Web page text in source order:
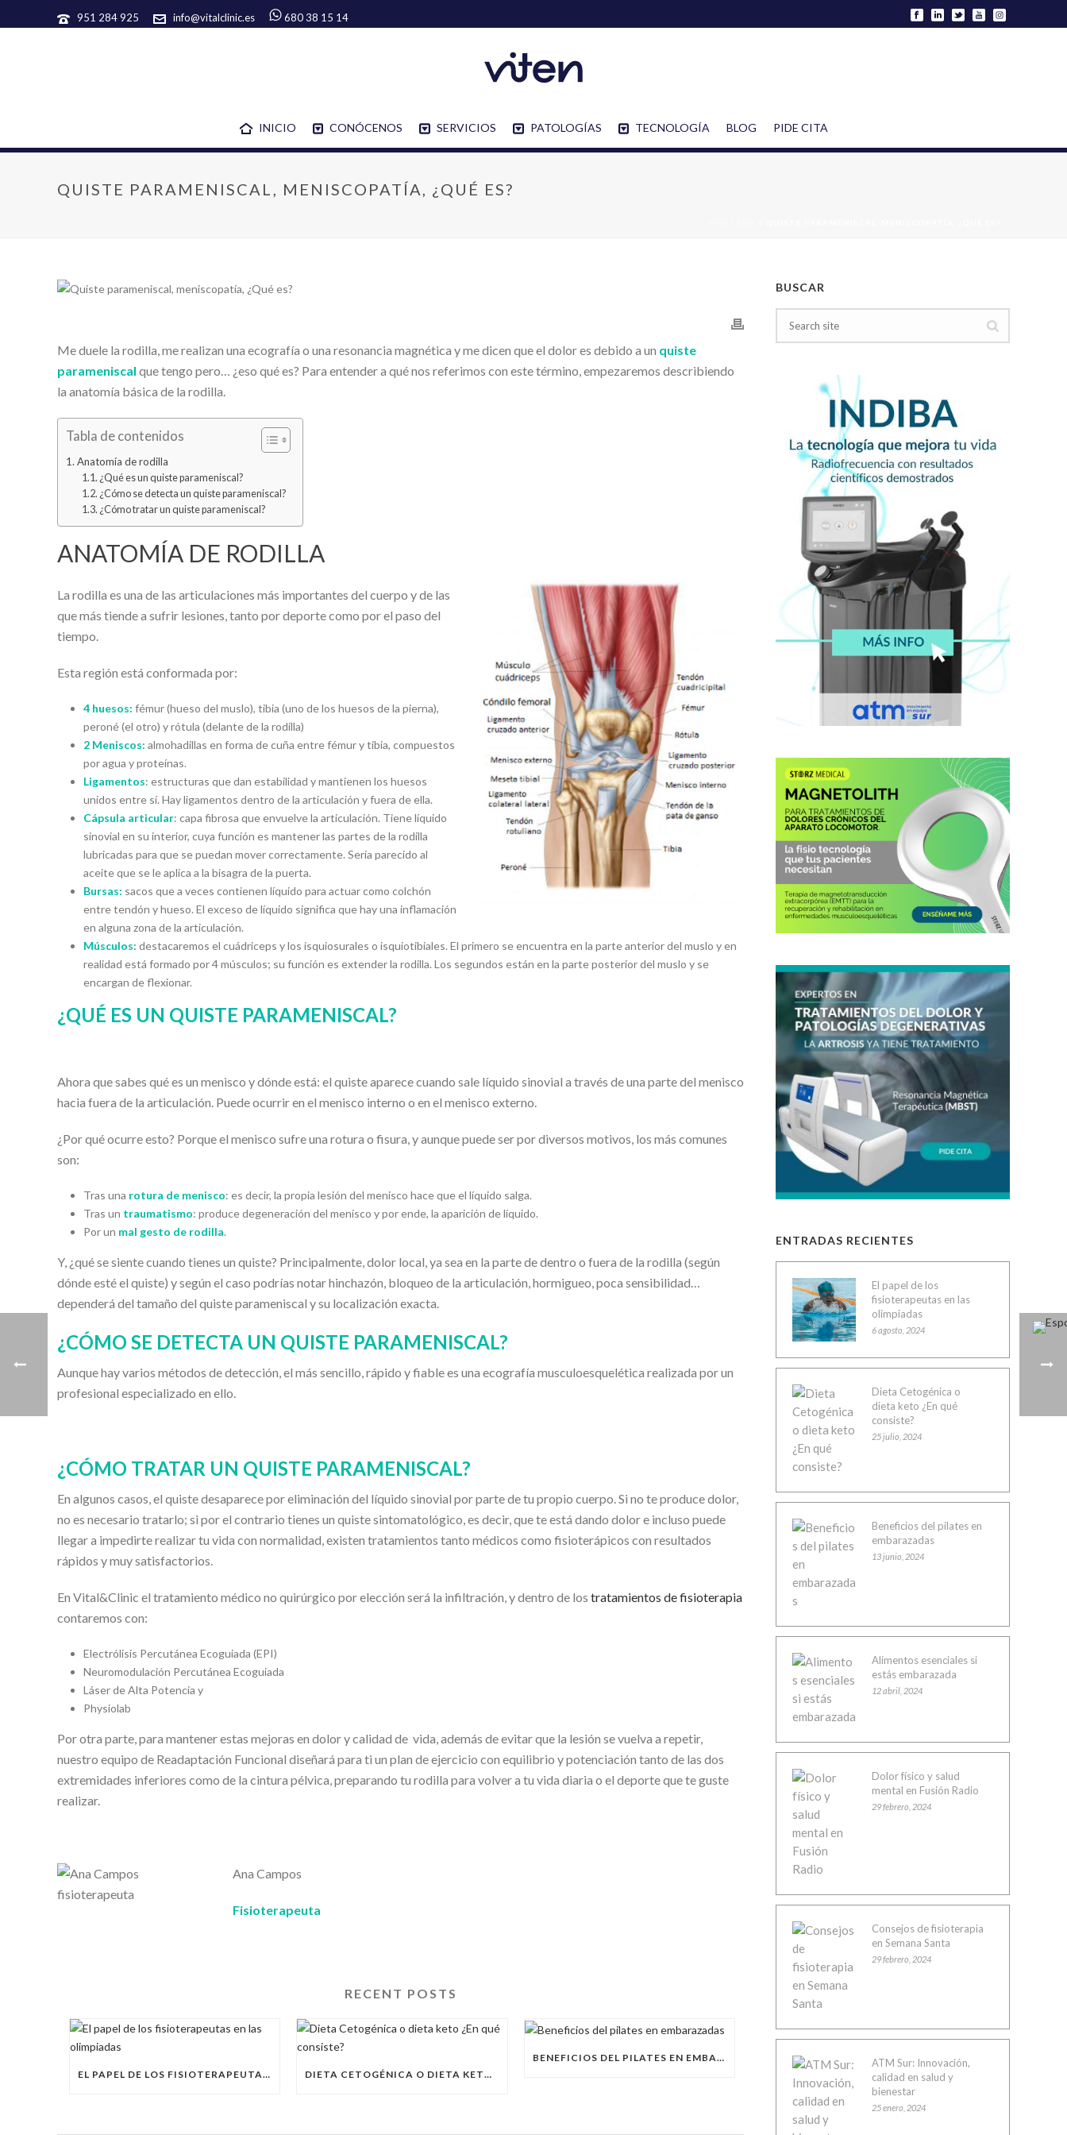
951 284 925 info@vitalclinic.es 680 38 15 14
INICIO CONÓCENOS SERVICIOS PATOLOGÍAS TECNOLOGÍA BLOG PIDE CITA
QUISTE PARAMENISCAL, MENISCOPATÍA, ¿QUÉ ES?
Me duele la rodilla, me realizan una ecografía o una resonancia magnética y me dicen que el dolor es debido a un quiste
parameniscal que tengo pero… ¿eso qué es? Para entender a qué nos referimos con este término, empezaremos describiendo
la anatomía básica de la rodilla.
Tabla de contenidos
Anatomía de rodilla
¿Qué es un quiste parameniscal?
¿Cómo se detecta un quiste parameniscal?
¿Cómo tratar un quiste parameniscal?
ANATOMÍA DE RODILLA
La rodilla es una de las articulaciones más importantes del cuerpo y de las
que más tiende a sufrir lesiones, tanto por deporte como por el paso del
tiempo.
Esta región está conformada por:
4 huesos: fémur (hueso del muslo), tibia (uno de los huesos de la pierna),
peroné (el otro) y rótula (delante de la rodilla)
2 Meniscos: almohadillas en forma de cuña entre fémur y tibia, compuestos
por agua y proteínas.
Ligamentos: estructuras que dan estabilidad y mantienen los huesos
unidos entre sí. Hay ligamentos dentro de la articulación y fuera de ella.
Cápsula articular: capa fibrosa que envuelve la articulación. Tiene líquido
sinovial en su interior, cuya función es mantener las partes de la rodilla
lubricadas para que se puedan mover correctamente. Sería parecido al
aceite que se le aplica a la bisagra de la puerta.
Bursas: sacos que a veces contienen líquido para actuar como colchón
entre tendón y hueso. El exceso de líquido significa que hay una inflamación
en alguna zona de la articulación.
Músculos: destacaremos el cuádriceps y los isquiosurales o isquiotibiales. El primero se encuentra en la parte anterior del muslo y en
realidad está formado por 4 músculos; su función es extender la rodilla. Los segundos están en la parte posterior del muslo y se
encargan de flexionar.
¿QUÉ ES UN QUISTE PARAMENISCAL?
Ahora que sabes qué es un menisco y dónde está: el quiste aparece cuando sale líquido sinovial a través de una parte del menisco
hacia fuera de la articulación. Puede ocurrir en el menisco interno o en el menisco externo.
¿Por qué ocurre esto? Porque el menisco sufre una rotura o fisura, y aunque puede ser por diversos motivos, los más comunes
son:
Tras una rotura de menisco: es decir, la propia lesión del menisco hace que el líquido salga.
Tras un traumatismo: produce degeneración del menisco y por ende, la aparición de líquido.
Por un mal gesto de rodilla.
Y, ¿qué se siente cuando tienes un quiste? Principalmente, dolor local, ya sea en la parte de dentro o fuera de la rodilla (según
dónde esté el quiste) y según el caso podrías notar hinchazón, bloqueo de la articulación, hormigueo, poca sensibilidad…
dependerá del tamaño del quiste parameniscal y su localización exacta.
¿CÓMO SE DETECTA UN QUISTE PARAMENISCAL?
Aunque hay varios métodos de detección, el más sencillo, rápido y fiable es una ecografía musculoesquelética realizada por un
profesional especializado en ello.
¿CÓMO TRATAR UN QUISTE PARAMENISCAL?
En algunos casos, el quiste desaparece por eliminación del líquido sinovial por parte de tu propio cuerpo. Si no te produce dolor,
no es necesario tratarlo; si por el contrario tienes un quiste sintomatológico, es decir, que te está dando dolor e incluso puede
llegar a impedirte realizar tu vida con normalidad, existen tratamientos tanto médicos como fisioterápicos con resultados
rápidos y muy satisfactorios.
En Vital&Clinic el tratamiento médico no quirúrgico por elección será la infiltración, y dentro de los tratamientos de fisioterapia
contaremos con:
Electrólisis Percutánea Ecoguiada (EPI)
Neuromodulación Percutánea Ecoguiada
Láser de Alta Potencia y
Physiolab
Por otra parte, para mantener estas mejoras en dolor y calidad de vida, además de evitar que la lesión se vuelva a repetir,
nuestro equipo de Readaptación Funcional diseñará para ti un plan de ejercicio con equilibrio y potenciación tanto de las dos
extremidades inferiores como de la cintura pélvica, preparando tu rodilla para volver a tu vida diaria o el deporte que te guste
realizar.
Ana Campos
Fisioterapeuta
RECENT POSTS
EL PAPEL DE LOS FISIOTERAPEUTAS EN LAS OLIMPIADAS DIETA CETOGÉNICA O DIETA KETO ¿EN QUÉ CONSISTE?
BENEFICIOS DEL PILATES EN EMBARAZADAS
BUSCAR
ENTRADAS RECIENTES
El papel de los
fisioterapeutas en las
olimpiadas
6 agosto, 2024
Dieta Cetogénica o
dieta keto ¿En qué
consiste?
25 julio, 2024
Beneficios del pilates en
embarazadas
13 junio, 2024
Alimentos esenciales si
estás embarazada
12 abril, 2024
Dolor físico y salud
mental en Fusión Radio
29 febrero, 2024
Consejos de fisioterapia
en Semana Santa
29 febrero, 2024
ATM Sur: Innovación,
calidad en salud y
bienestar
25 enero, 2024